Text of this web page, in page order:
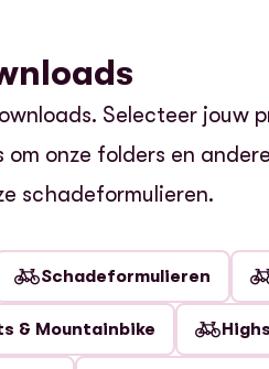
Selecteer jouw
onze folders en
schadeformulieren.
Schadeformulieren
& Mountainbike